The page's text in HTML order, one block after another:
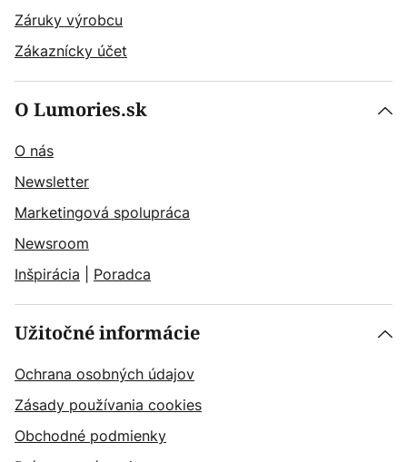
Záruky výrobcu
Zákaznícky účet
O Lumories.sk
O nás
Newsletter
Marketingová spolupráca
Newsroom
Inšpirácia
Poradca
Užitočné informácie
Ochrana osobných údajov
Zásady používania cookies
Obchodné podmienky